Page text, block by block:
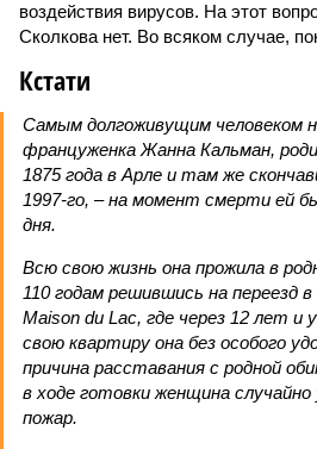
воздействия вирусов. На этот
Сколкова нет. Во всяком случае,
Кстати
Самым долгоживущим человеком
француженка Жанна Кальман,
1875 года в Арле и там же
1997-го, – на момент смерти ей
дня.
Всю свою жизнь она прожила в
110 годам решившись на переезд
Maison du Lac, где через 12 лет и
свою квартиру она без особого
причина расставания с родной
в ходе готовки женщина
пожар.